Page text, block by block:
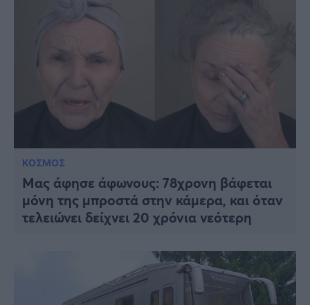
ΚΟΣΜΟΣ
Μας άφησε άφωνους: 78χρονη βάφεται
μόνη της μπροστά στην κάμερα, και όταν
τελειώνει δείχνει 20 χρόνια νεότερη